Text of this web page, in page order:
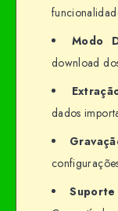
Modo
download
dados